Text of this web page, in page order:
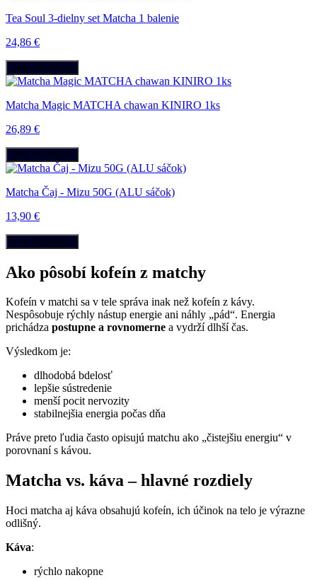
Tea Soul 3-dielny set Matcha 1 balenie
24,86 €
Viac informácií
Matcha Magic MATCHA chawan KINIRO 1ks
26,89 €
Viac informácií
Matcha Čaj - Mizu 50G (ALU sáčok)
13,90 €
Viac informácií
Ako pôsobí kofeín z matchy
Kofeín v matchi sa v tele správa inak než kofeín z kávy.
Nespôsobuje rýchly nástup energie ani náhly „pád“. Energia
prichádza postupne a rovnomerne a vydrží dlhší čas.
Výsledkom je:
dlhodobá bdelosť
lepšie sústredenie
menší pocit nervozity
stabilnejšia energia počas dňa
Práve preto ľudia často opisujú matchu ako „čistejšiu energiu“ v
porovnaní s kávou.
Matcha vs. káva – hlavné rozdiely
Hoci matcha aj káva obsahujú kofeín, ich účinok na telo je výrazne
odlišný.
Káva:
rýchlo nakopne